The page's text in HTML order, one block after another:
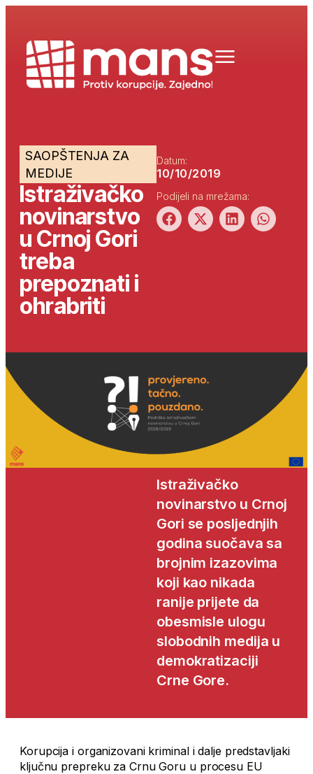
SAOPŠTENJA ZA
MEDIJE
Istraživačko
novinarstvo
u Crnoj Gori
treba
prepoznati i
ohrabriti
Datum:
10/10/2019
Podijeli na mrežama:
Istraživačko
novinarstvo u Crnoj
Gori se posljednjih
godina suočava sa
brojnim izazovima
koji kao nikada
ranije prijete da
obesmisle ulogu
slobodnih medija u
demokratizaciji
Crne Gore.
Korupcija i organizovani kriminal i dalje predstavljaki
ključnu prepreku za Crnu Goru u procesu EU